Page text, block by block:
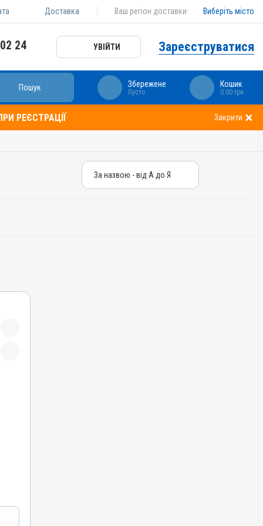
Доставка Ваш регіон доставки: Виберіть місто
24 УВІЙТИ Зареєструватися
Пошук Збережене
Пусто
Кошик
0.00 грн
РЕЄСТРАЦІЇ Закрити
За назвою - від А до Я